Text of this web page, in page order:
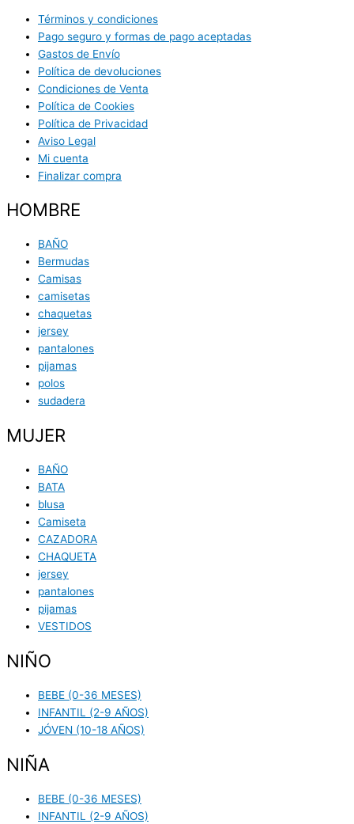
Términos y condiciones
Pago seguro y formas de pago aceptadas
Gastos de Envío
Política de devoluciones
Condiciones de Venta
Política de Cookies
Política de Privacidad
Aviso Legal
Mi cuenta
Finalizar compra
HOMBRE
BAÑO
Bermudas
Camisas
camisetas
chaquetas
jersey
pantalones
pijamas
polos
sudadera
MUJER
BAÑO
BATA
blusa
Camiseta
CAZADORA
CHAQUETA
jersey
pantalones
pijamas
VESTIDOS
NIÑO
BEBE (0-36 MESES)
INFANTIL (2-9 AÑOS)
JÓVEN (10-18 AÑOS)
NIÑA
BEBE (0-36 MESES)
INFANTIL (2-9 AÑOS)